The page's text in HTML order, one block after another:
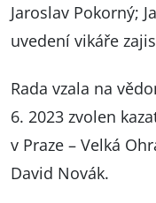
Jaroslav Pokorný;
uvedení vikáře
Rada vzala na
6. 2023 zvolen
v Praze – Velká
David Novák.